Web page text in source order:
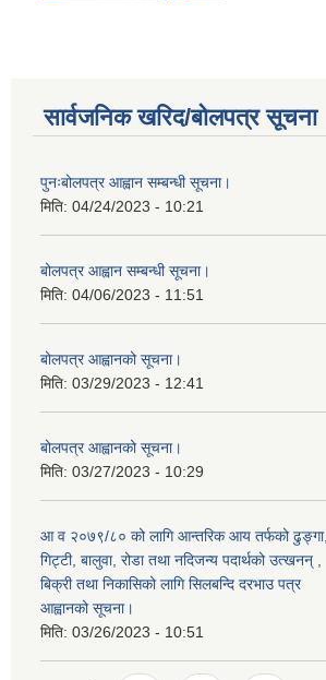
सार्वजनिक खरिद/बोलपत्र सूचना
पुनःबोलपत्र आह्वान सम्बन्धी सूचना।
मिति: 04/24/2023 - 10:21
बोलपत्र आह्वान सम्बन्धी सूचना।
मिति: 04/06/2023 - 11:51
बोलपत्र आह्वानको सूचना।
मिति: 03/29/2023 - 12:41
बोलपत्र आह्वानको सूचना।
मिति: 03/27/2023 - 10:29
आ व २०७९/८० को लागि आन्तरिक आय तर्फको ढुङ्गा,
गिट्टी, बालुवा, रोडा तथा नदिजन्य पदार्थको उत्खनन् ,
बिक्री तथा निकासिको लागि सिलबन्दि दरभाउ पत्र
आह्वानको सूचना।
मिति: 03/26/2023 - 10:51